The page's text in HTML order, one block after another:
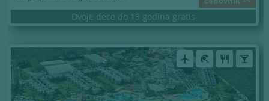
Dvoje dece do 13 godina gratis
airplanemode_active beach_access restaurant local_bar